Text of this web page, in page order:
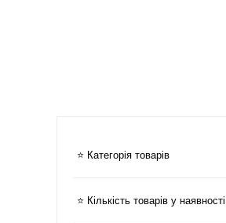
⭐ Категорія товарів
⭐ Кількість товарів у наявності